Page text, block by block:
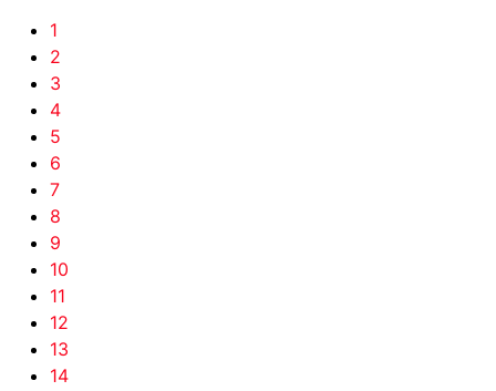
1
2
3
4
5
6
7
8
9
10
11
12
13
14